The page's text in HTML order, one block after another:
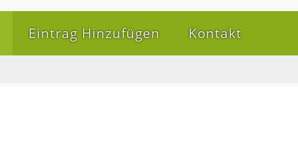
Eintrag Hinzufügen Kontakt